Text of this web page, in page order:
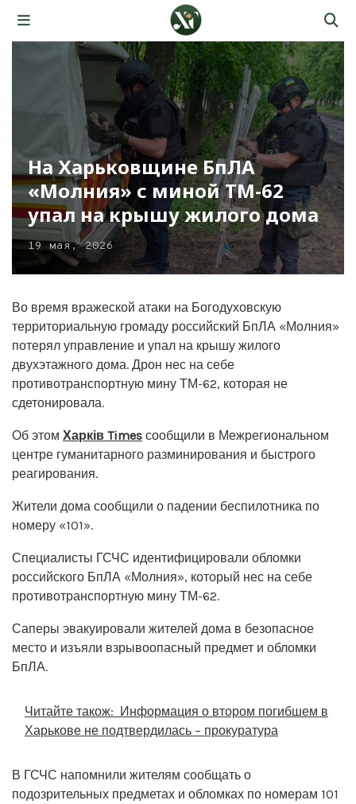
На Харьковщине БпЛА
«Молния» с миной ТМ-62
упал на крышу жилого дома
19 мая, 2026
Во время вражеской атаки на Богодуховскую
территориальную громаду российский БпЛА «Молния»
потерял управление и упал на крышу жилого
двухэтажного дома. Дрон нес на себе
противотранспортную мину ТМ-62, которая не
сдетонировала.
Об этом Харків Times сообщили в Межрегиональном
центре гуманитарного разминирования и быстрого
реагирования.
Жители дома сообщили о падении беспилотника по
номеру «101».
Специалисты ГСЧС идентифицировали обломки
российского БпЛА «Молния», который нес на себе
противотранспортную мину ТМ-62.
Саперы эвакуировали жителей дома в безопасное
место и изъяли взрывоопасный предмет и обломки
БпЛА.
Читайте також: Информация о втором погибшем в
Харькове не подтвердилась – прокуратура
В ГСЧС напомнили жителям сообщать о
подозрительных предметах и обломках по номерам 101